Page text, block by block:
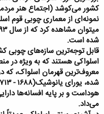
کشور می‌کوشد (اجتماع هنر
نمونه‌ای از معماری چوبی قوم
شده‌ است.
قابل توجه‌ترین سازه‌های
اسلواکی هستند که به ویژه در
معروف‌ترین قهرمان اسلواک، که
هوداست و بر پایه افسانه‌ها
می‌داد.